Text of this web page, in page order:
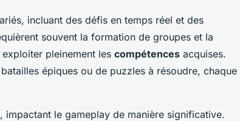
incluant des défis en temps réel et des
souvent la formation de groupes et la
pleinement les compétences acquises.
batailles épiques ou de puzzles à résoudre, chaque
impactant le gameplay de manière significative.